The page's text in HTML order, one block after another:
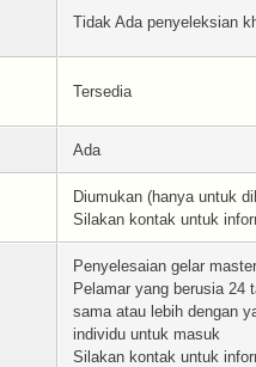
Tidak Ada penyeleksian
Tersedia
Ada
Diumukan (hanya untuk
Silakan kontak untuk
Penyelesaian gelar
Pelamar yang berusia 24
sama atau lebih dengan
individu untuk masuk
Silakan kontak untuk